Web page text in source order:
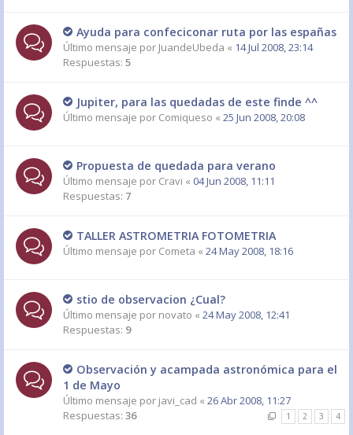
Ayuda para confeciconar ruta por las españas
Último mensaje por JuandeUbeda « 14 Jul 2008, 23:14
Respuestas: 5
Jupiter, para las quedadas de este finde ^^
Último mensaje por Comiqueso « 25 Jun 2008, 20:08
Propuesta de quedada para verano
Último mensaje por Cravi « 04 Jun 2008, 11:11
Respuestas: 7
TALLER ASTROMETRIA FOTOMETRIA
Último mensaje por Cometa « 24 May 2008, 18:16
stio de observacion ¿Cual?
Último mensaje por novato « 24 May 2008, 12:41
Respuestas: 9
Observación y acampada astronómica para el
1 de Mayo
Último mensaje por javi_cad « 26 Abr 2008, 11:27
Respuestas: 36 1 2 3 4